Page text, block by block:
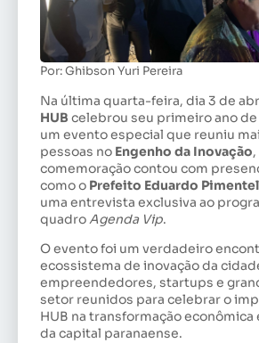
Por: Ghibson Yuri Pereira
Na última quarta-feira, dia 3 de
HUB celebrou seu primeiro ano
um evento especial que reuniu
pessoas no Engenho da Inovação
comemoração contou com
como o Prefeito Eduardo Pimentel
uma entrevista exclusiva ao
quadroAgenda Vip.
O evento foi um verdadeiro
ecossistema de inovação da
empreendedores, startups e
setor reunidos para celebrar o
HUB na transformação econômica
da capital paranaense.